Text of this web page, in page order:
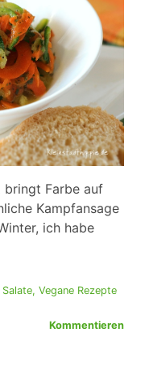
bringt Farbe auf
Kampfansage
ich habe
Salate, Vegane Rezepte
Kommentieren